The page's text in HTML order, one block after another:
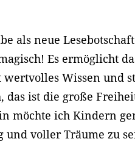
als neue
Es ermöglicht
wertvolles Wissen und
das ist die große
möchte ich Kindern
und voller Träume zu